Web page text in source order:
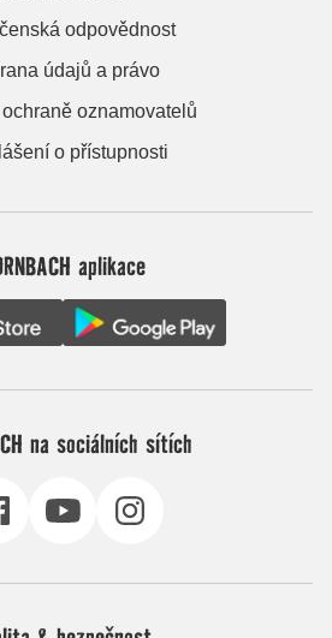
odpovědnost
údajů a právo
oznamovatelů
o přístupnosti
aplikace
na sociálních sítích